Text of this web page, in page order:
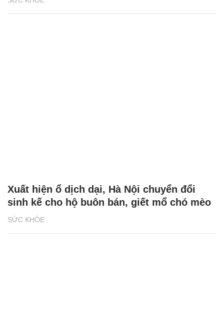
SỨC KHỎE
Xuất hiện ổ dịch dại, Hà Nội chuyển đổi
sinh kế cho hộ buôn bán, giết mổ chó mèo